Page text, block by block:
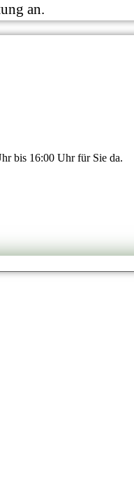
an.
bis 16:00 Uhr für Sie da.